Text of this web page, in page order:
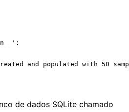
and populated with 50
de dados SQLite chamado